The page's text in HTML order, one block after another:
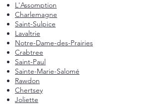
L'Assomption
Charlemagne
Saint-Sulpice
Lavaltrie
Notre-Dame-des-Prairies
Crabtree
Saint-Paul
Sainte-Marie-Salomé
Rawdon
Chertsey
Joliette